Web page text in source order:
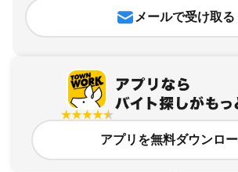
メールで受け取る
アプリを無料ダウンロ